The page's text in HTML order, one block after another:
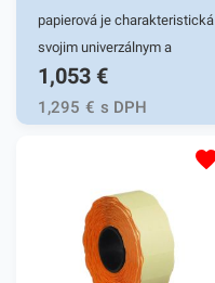
papierová je charakteristická
svojim univerzálnym a
všestranným využitím.
Používa sa či samostatne,
alebo do etiketovacích
klieští, ktoré sa využívajú v
oblastiach - v priemysloch,
potravinárstve, skladoch i v
kanceláriach. Etiketa sa
1,053 €
1,295 € s DPH